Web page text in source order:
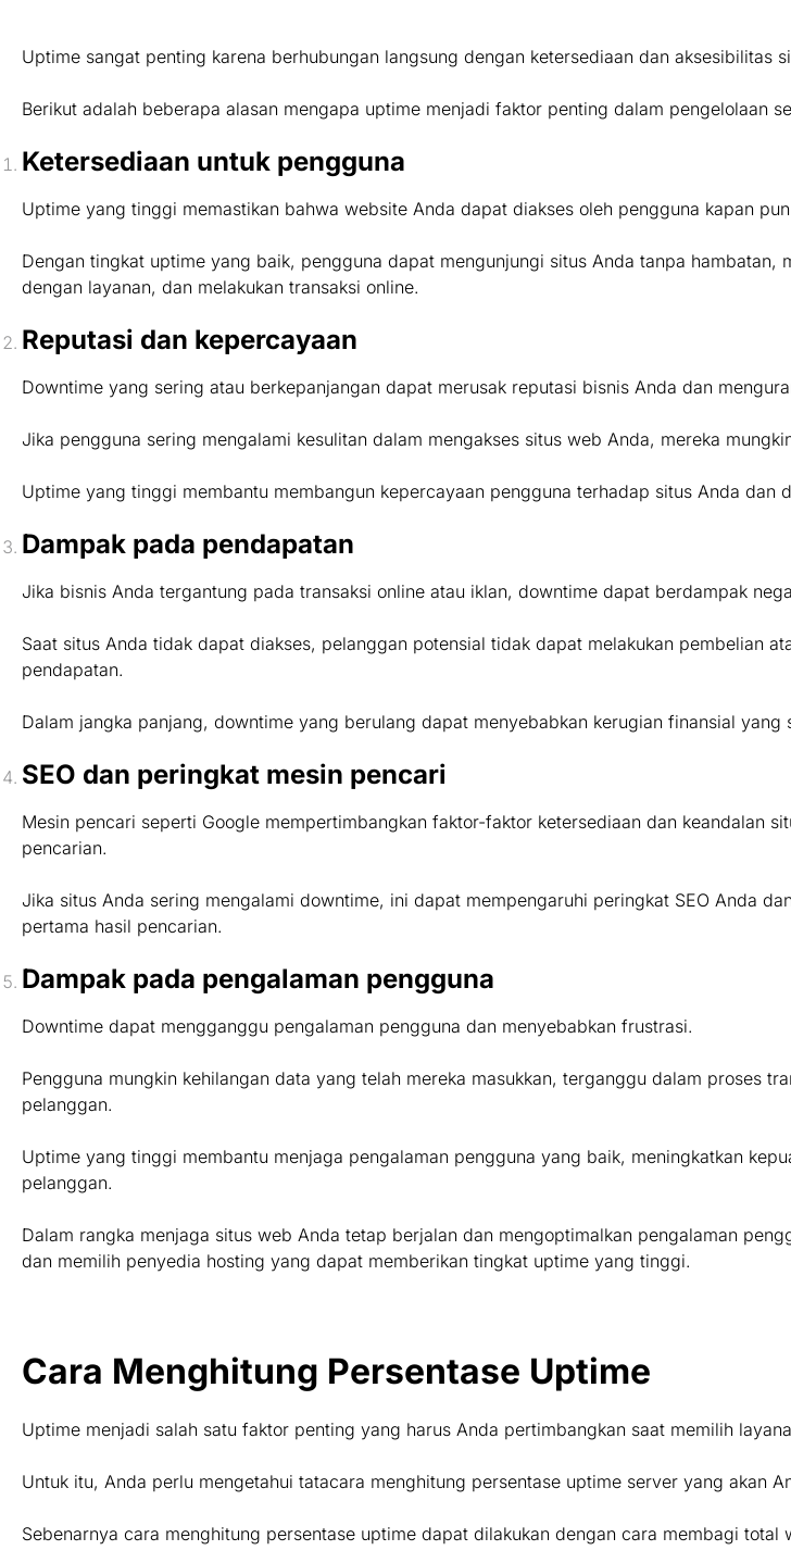
Uptime sangat penting karena berhubungan langsung dengan ketersediaan dan aksesibilitas
Berikut adalah beberapa alasan mengapa uptime menjadi faktor penting dalam pengelolaan
Ketersediaan untuk pengguna
Uptime yang tinggi memastikan bahwa website Anda dapat diakses oleh pengguna kapan
Dengan tingkat uptime yang baik, pengguna dapat mengunjungi situs Anda tanpa
dengan layanan, dan melakukan transaksi online.
Reputasi dan kepercayaan
Downtime yang sering atau berkepanjangan dapat merusak reputasi bisnis Anda dan
Jika pengguna sering mengalami kesulitan dalam mengakses situs web Anda, mereka
Uptime yang tinggi membantu membangun kepercayaan pengguna terhadap situs Anda dan
Dampak pada pendapatan
Jika bisnis Anda tergantung pada transaksi online atau iklan, downtime dapat berdampak
Saat situs Anda tidak dapat diakses, pelanggan potensial tidak dapat melakukan pembelian
pendapatan.
Dalam jangka panjang, downtime yang berulang dapat menyebabkan kerugian finansial yang
SEO dan peringkat mesin pencari
Mesin pencari seperti Google mempertimbangkan faktor-faktor ketersediaan dan keandalan
pencarian.
Jika situs Anda sering mengalami downtime, ini dapat mempengaruhi peringkat SEO Anda
pertama hasil pencarian.
Dampak pada pengalaman pengguna
Downtime dapat mengganggu pengalaman pengguna dan menyebabkan frustrasi.
Pengguna mungkin kehilangan data yang telah mereka masukkan, terganggu dalam proses
pelanggan.
Uptime yang tinggi membantu menjaga pengalaman pengguna yang baik, meningkatkan
pelanggan.
Dalam rangka menjaga situs web Anda tetap berjalan dan mengoptimalkan pengalaman
dan memilih penyedia hosting yang dapat memberikan tingkat uptime yang tinggi.
Cara Menghitung Persentase Uptime
Uptime menjadi salah satu faktor penting yang harus Anda pertimbangkan saat memilih
Untuk itu, Anda perlu mengetahui tatacara menghitung persentase uptime server yang akan
Sebenarnya cara menghitung persentase uptime dapat dilakukan dengan cara membagi